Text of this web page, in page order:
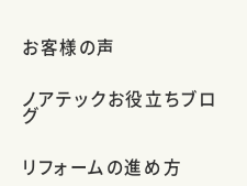
お客様の声
ノアテックお役立ちブロ
グ
リフォームの進め方